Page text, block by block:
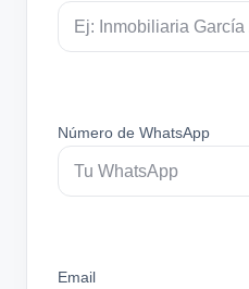
Número de WhatsApp
Email